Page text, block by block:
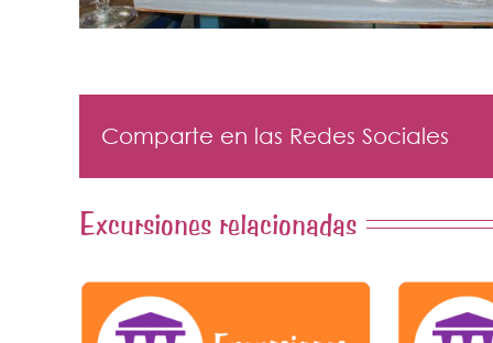
Comparte en las Redes Sociales
Excursiones relacionadas